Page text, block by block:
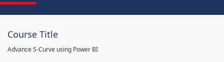
Course Title
Advance S-Curve using Power BI